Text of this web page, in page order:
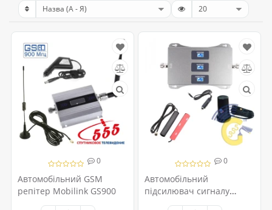
0
Автомобільний GSM
репітер Mobilink GS900
0
Автомобільний
підсилювач сигналу
стільникового зв'язку